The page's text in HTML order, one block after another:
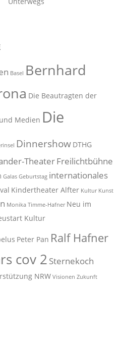
Basel Bernhard
Die Beautragten der
Medien Die
Dinnershow DTHG
TheaterFreilichtbühne
Galas Geburtstag internationales
Kindertheater Alfter Kultur Kunst
Monika Timme-Hafner Neu im
Kultur
Peter Pan Ralf Hafner
cov 2 Sternekoch
NRW Visionen Zukunft